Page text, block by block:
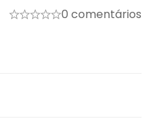
0 comentários